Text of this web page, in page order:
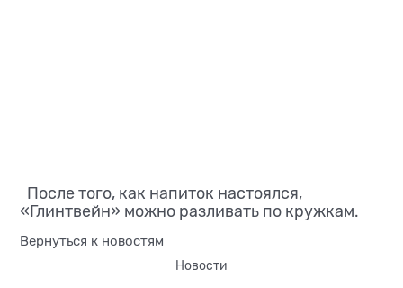
После того, как напиток настоялся,
«Глинтвейн» можно разливать по кружкам.
Вернуться к новостям
Новости